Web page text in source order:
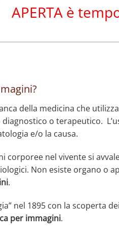
APERTA è
della medicina che
o terapeutico.
e/o la causa.
corporee nel vivente si
Non esiste organo o
.
nel 1895 con la scoperta
per immagini.